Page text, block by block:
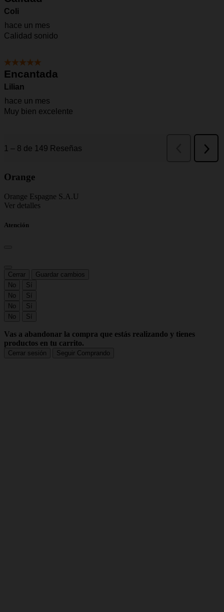
Orange
Orange Espagne S.A.U
Ver detalles
Atención
Cerrar
Guardar cambios
No
Sí
No
Sí
No
Sí
No
Sí
Vas a abandonar la compra que estás realizando y tienes
productos en tu carrito.
Cerrar sesión Seguir Comprando